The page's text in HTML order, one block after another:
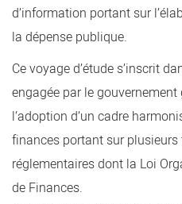
d’information portant sur
la dépense publique.
​Ce voyage d’étude s’inscrit
engagée par le
l’adoption d’un cadre
finances portant sur
réglementaires dont la Loi
de Finances.